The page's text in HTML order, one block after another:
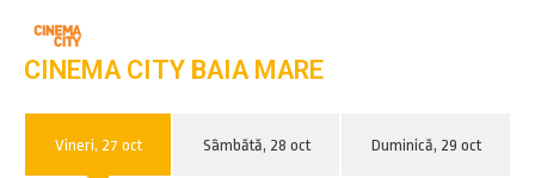
CINEMA CITY BAIA MARE
Vineri, 27 oct Sâmbătă, 28 oct Duminică, 29 oct